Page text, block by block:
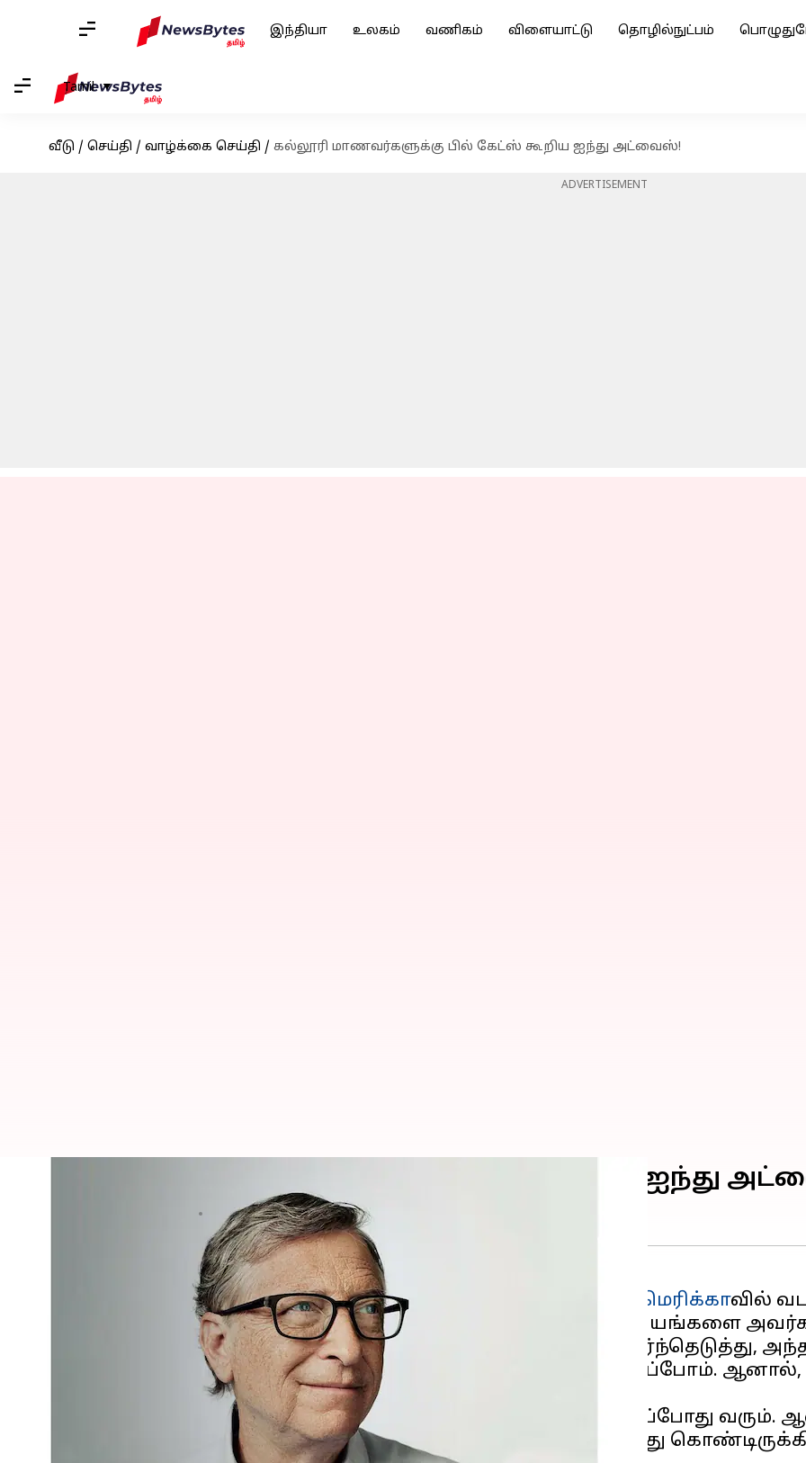
இந்தியா உலகம் வணிகம் விளையாட்டு தொழில்நுட்பம்
Tamil
வீடு / செய்தி / வாழ்க்கை செய்தி / கல்லூரி மாணவர்களுக்கு பில் கேட்ஸ் கூறிய ஐந்து அட்வைஸ்!
ADVERTISEMENT
கல்லூரி மாணவர்களுக்கு பில் கேட்ஸ் கூறிய ஐந்து
May 15, 2023 12:01 pm
நிறுவனத்தின் துணை நிறுவனரான பில் கேட்ஸ் அமெரிக்காவில்
, நாம் எப்போதும் வாழ்க்கையில் ஒரு பாதையைத் தேர்ந்தெடுத்து,
முதலில் நாம் தேர்ந்தெடுக்கும் பாதையே நிரந்தரமானது என நினைப்போம்.
, வாழ்வில் நாம் தீர்க்க முடியாத பிரச்சினைகள் அவ்வப்போது
கூடாது. நிதானமாக மூச்சை இழுத்துவிடுங்கள், பிறகு என்ன நிகழ்ந்து